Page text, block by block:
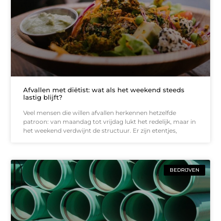
Afvallen met diëtist: wat als het weekend steeds
lastig blijft?
Veel mensen die willen afvallen herkennen hetzelfde
patroon: van maandag tot vrijdag lukt het redelijk, maar in
het weekend verdwijnt de structuur. Er zijn etentjes,
BEDRIJVEN